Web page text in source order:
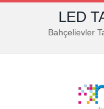
LED
Bahçelievler